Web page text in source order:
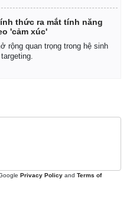
thức ra mắt tính năng
'cảm xúc'
rộng quan trọng trong hệ sinh
Privacy Policy and Terms of